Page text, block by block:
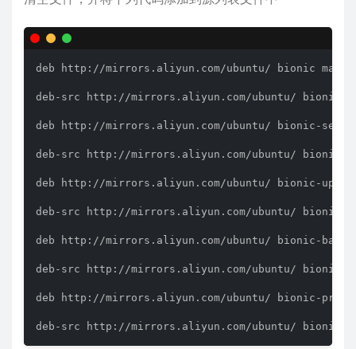
deb http://mirrors.aliyun.com/ubuntu/ bionic
deb-src http://mirrors.aliyun.com/ubuntu/ bionic
deb http://mirrors.aliyun.com/ubuntu/ bionic-
deb-src http://mirrors.aliyun.com/ubuntu/ bionic-
deb http://mirrors.aliyun.com/ubuntu/ bionic-
deb-src http://mirrors.aliyun.com/ubuntu/ bionic-
deb http://mirrors.aliyun.com/ubuntu/ bionic-
deb-src http://mirrors.aliyun.com/ubuntu/ bionic-
deb http://mirrors.aliyun.com/ubuntu/ bionic-
deb-src http://mirrors.aliyun.com/ubuntu/ bionic-